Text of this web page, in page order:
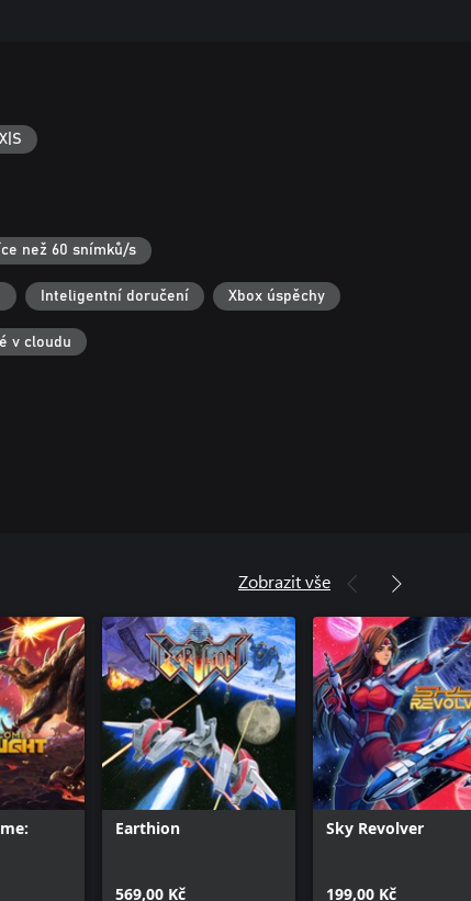
než 60 snímků/s
Inteligentní doručení Xbox úspěchy
v cloudu
Zobrazit vše
Earthion
569,00 Kč
Sky Revolver
199,00 Kč